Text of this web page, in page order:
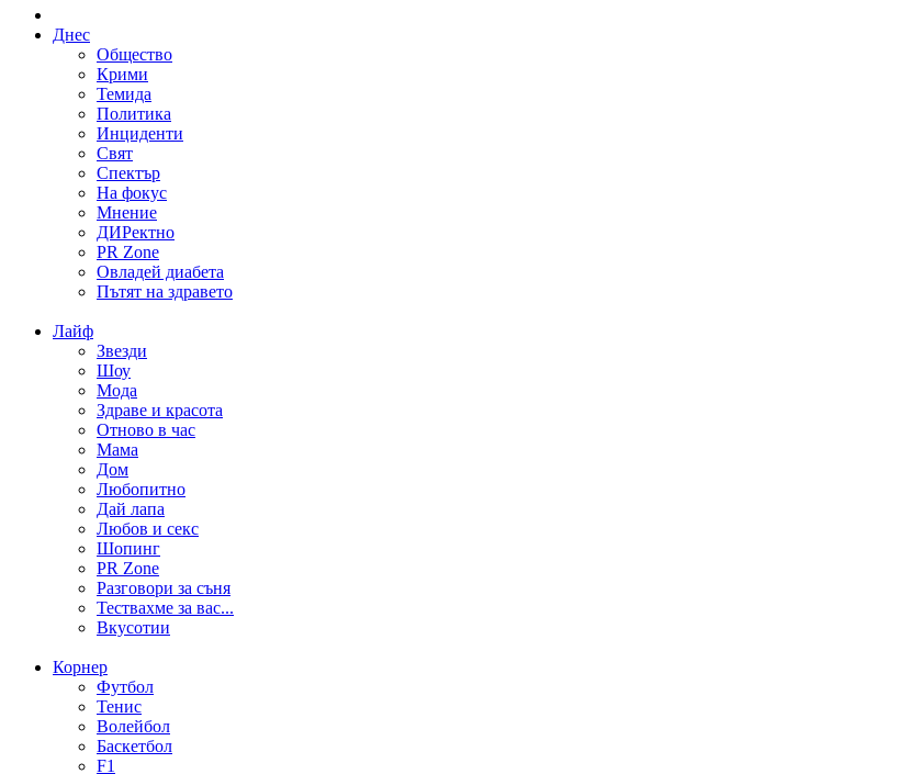
Днес
Общество
Крими
Темида
Политика
Инциденти
Свят
Спектър
На фокус
Мнение
ДИРектно
PR Zone
Овладей диабета
Пътят на здравето
Лайф
Звезди
Шоу
Мода
Здраве и красота
Отново в час
Мама
Дом
Любопитно
Дай лапа
Любов и секс
Шопинг
PR Zone
Разговори за съня
Тествахме за вас...
Вкусотии
Корнер
Футбол
Тенис
Волейбол
Баскетбол
F1